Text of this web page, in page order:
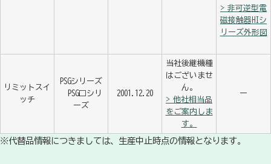
> 非可逆型電
磁接触器HIシ
リーズ外形図
リミットスイ
ッチ
PSGシリーズ
PSG□シリ
ーズ
2001.12.20
当社後継機種
はございませ
ん。
> 他社相当品
をご案内しま
す。
ー
※代替品情報につきましては、生産中止時点の情報となります。